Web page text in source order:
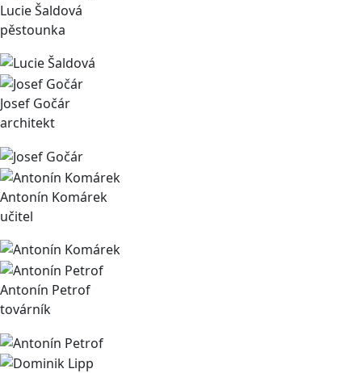
Lucie Šaldová
pěstounka
Josef Gočár
architekt
Antonín Komárek
učitel
Antonín Petrof
továrník